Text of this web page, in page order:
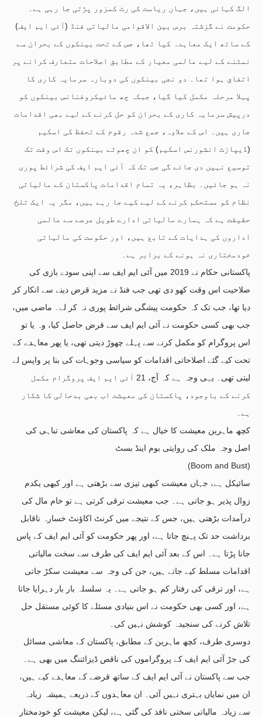
الگ کہانی ہیں، جہاں ریاست کی رٹ کمزور پڑتی جا رہی ہے۔
حکومت نے گزشتہ برس بین الاقوامی مالیاتی فنڈ (آئی ایم ایف)
کے ساتھ ایک معاہدہ کیا تھا، جس کے تحت بینکوں کے بحران سے
نمٹنے کے لیے عالمی معیار کے مطابق اصلاحات متعارف کرانے پر
اتفاق ہوا تھا۔ دو نجی بینکوں کی دوبارہ سرمایہ کاری کا
پہلا مرحلہ مکمل کیا گیا، جبکہ چھ مائیکروفنانس بینکوں کو
درپیش سرمایہ کاری کے بحران کو حل کرنے کے لیے بھی اقدامات
جاری ہیں۔ اس کے علاوہ، جمع شدہ رقوم کے تحفظ کی اسکیم
(ڈیپازٹ انشورنس اسکیم) کو ان چھوٹے بینکوں تک اس وقت تک
توسیع نہیں دی جائے گی جب تک کہ آئی ایم ایف کی شرائط پوری
نہ ہو جائیں۔ بظاہر، یہ تمام اقدامات پاکستان کے مالیاتی
نظام کو مستحکم کرنے کے لیے کیے جا رہے ہیں، مگر یہ ایک تلخ
حقیقت ہے کہ ہمارے مالیاتی ادارے طویل عرصے سے عالمی
اداروں کی ہدایات کے تابع ہیں، اور حکومت کی مالیاتی
خودمختاری نہ ہونے کے برابر ہے۔
پاکستانی حکام نے 2019 میں آئی ایم ایف سے اپنی سودے بازی کی
صلاحیت اس وقت کھو دی تھی جب فنڈ نے مزید قرض دینے سے انکار کر
دیا تھا، جب تک کہ حکومت پیشگی شرائط پوری نہ کر لے۔ ماضی میں،
جب بھی کسی حکومت نے آئی ایم ایف سے قرض حاصل کیا، وہ یا تو
اس پروگرام کو مکمل کرنے سے پہلے چھوڑ دیتی تھی، یا پھر معاہدے کے
تحت کیے گئے اصلاحاتی اقدامات کو سیاسی وجوہات کی بنا پر واپس لے
لیتی تھی۔ یہی وجہ ہے کہ آج، 21 آئی ایم ایف پروگرام مکمل
کرنے کے باوجود، پاکستان کی معیشت اب بھی بدحالی کا شکار
ہے۔
کچھ ماہرین معیشت کا خیال ہے کہ پاکستان کی معاشی تباہی کی
اصل وجہ ملک کی روایتی بوم اینڈ بسٹ
(Boom and Bust)
سائیکل ہے، جہاں معیشت کبھی تیزی سے بڑھتی ہے اور کبھی یکدم
زوال پذیر ہو جاتی ہے۔ جب معیشت ترقی کرتی ہے تو خام مال کی
درآمدات بڑھتی ہیں، جس کے نتیجے میں کرنٹ اکاؤنٹ خسارہ ناقابل
برداشت حد تک پہنچ جاتا ہے، اور پھر حکومت کو آئی ایم ایف کے پاس
جانا پڑتا ہے۔ اس کے بعد آئی ایم ایف کی طرف سے سخت مالیاتی
اقدامات مسلط کیے جاتے ہیں، جن کی وجہ سے معیشت سکڑ جاتی
ہے، اور ترقی کی رفتار کم ہو جاتی ہے۔ یہ سلسلہ بار بار دہرایا جاتا
ہے، اور کسی بھی حکومت نے اس بنیادی مسئلے کا کوئی مستقل حل
تلاش کرنے کی سنجیدہ کوشش نہیں کی۔
دوسری طرف، کچھ ماہرین کے مطابق، پاکستان کے معاشی مسائل
کی جڑ آئی ایم ایف کے پروگراموں کی ناقص ڈیزائننگ میں بھی ہے۔
جب سے پاکستان نے آئی ایم ایف کے ساتھ قرضے کے معاہدے کیے ہیں،
ان میں نمایاں بہتری نہیں آئی۔ ان معاہدوں کے ذریعے ہمیشہ زیادہ
سے زیادہ مالیاتی سختی نافذ کی گئی ہے، لیکن معیشت کو خودمختار